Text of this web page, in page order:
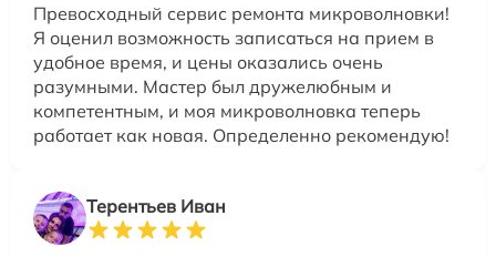
Превосходный сервис ремонта микроволновки!
Я оценил возможность записаться на прием в
удобное время, и цены оказались очень
разумными. Мастер был дружелюбным и
компетентным, и моя микроволновка теперь
работает как новая. Определенно рекомендую!
Терентьев Иван